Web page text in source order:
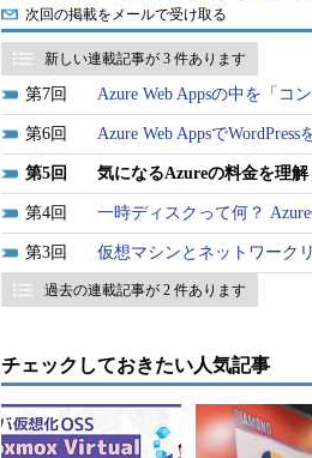
気になるのはその料金です。
ービスです。では、仮想マシンを1
になるのでしょうか。
ちなみに、第1回で最初に仮想マ
のコストが約1万2142円になる」と
Standard
」という、1CPUコア／メ
した仮想マシンの課金単位である1
いう稼働時間をかけた金額です。
次回の掲載をメールで受け取る
新しい連載記事が 3 件あります
7 Azure Web Appsの中を「コ
6 Azure Web Appsで
5 気になるAzureの料金を理解
4 一時ディスクって何？
3 仮想マシンとネットワーク
過去の連載記事が 2 件あります
チェックしておきたい人気記事